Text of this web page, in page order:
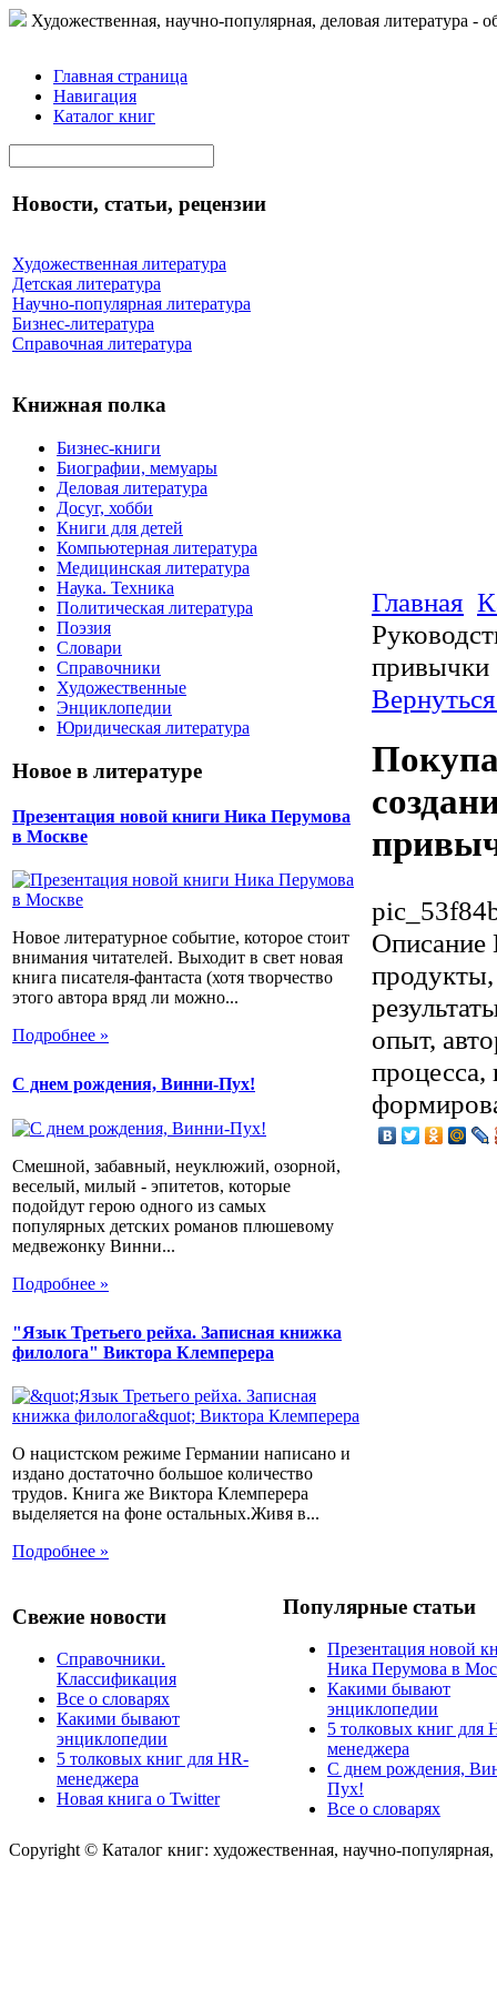
Художественная, научно-популярная, деловая литература -
Главная страница
Навигация
Каталог книг
Новости, статьи, рецензии
Художественная литература
Детская литература
Научно-популярная литература
Бизнес-литература
Справочная литература
Книжная полка
Бизнес-книги
Биографии, мемуары
Деловая литература
Досуг, хобби
Книги для детей
Компьютерная литература
Медицинская литература
Наука. Техника
Политическая литература
Поэзия
Словари
Справочники
Художественные
Энциклопедии
Юридическая литература
Новое в литературе
Презентация новой книги Ника Перумова
в Москве
Новое литературное событие, которое стоит
внимания читателей. Выходит в свет новая
книга писателя-фантаста (хотя творчество
этого автора вряд ли можно...
Подробнее »
С днем рождения, Винни-Пух!
Смешной, забавный, неуклюжий, озорной,
веселый, милый - эпитетов, которые
подойдут герою одного из самых
популярных детских романов плюшевому
медвежонку Винни...
Подробнее »
"Язык Третьего рейха. Записная книжка
филолога" Виктора Клемперера
О нацистском режиме Германии написано и
издано достаточно большое количество
трудов. Книга же Виктора Клемперера
выделяется на фоне остальных.Живя в...
Подробнее »
Главная
привычки
Описание
опыт,
Свежие новости
Справочники.
Классификация
Все о словарях
Какими бывают
энциклопедии
5 толковых книг для HR-
менеджера
Новая книга о Twitter
Популярные статьи
Презентация новой
Ника Перумова в
Какими бывают
энциклопедии
5 толковых книг для
менеджера
С днем рождения,
Пух!
Все о словарях
Copyright © Каталог книг: художественная, научно-